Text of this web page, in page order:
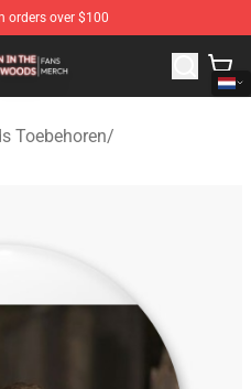
orders over $100
Shop - Official The Cabin In
Toebehoren/